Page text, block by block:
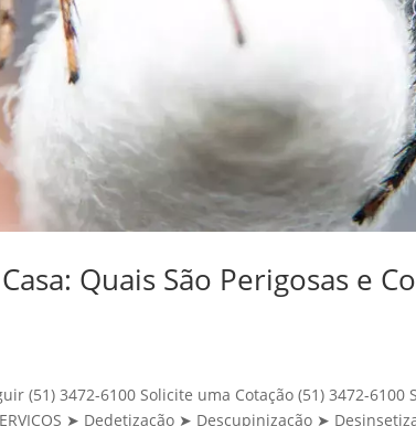
Quais São Perigosas e
(51) 3472-6100 Solicite uma Cotação (51) 3472-
➤ Dedetização ➤ Descupinização ➤